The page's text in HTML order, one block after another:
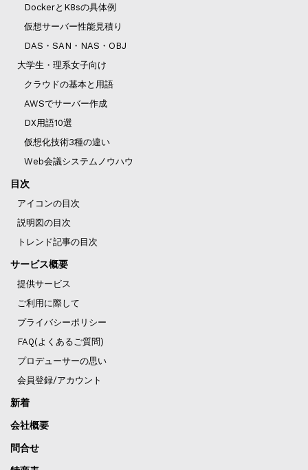
DockerとK8sの具体例
仮想サーバー性能見積り
DAS・SAN・NAS・OBJ
大学生・理系女子向け
クラウドの基本と用語
AWSでサーバー作成
DX用語10選
仮想化技術3種の違い
Web会議システムノウハウ
目次
アイコンの目次
説明図の目次
トレンド記事の目次
サービス概要
提供サービス
ご利用に際して
プライバシーポリシー
FAQ(よくあるご質問)
プロデューサーの思い
会員登録/アカウント
新着
会社概要
問合せ